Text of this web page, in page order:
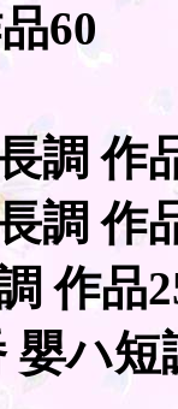
60
調 作
調 作
作品
ハ短